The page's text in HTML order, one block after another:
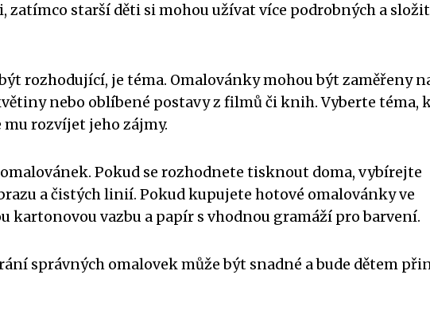
starší děti si mohou užívat více podrobných a
rozhodující, je téma. Omalovánky mohou být zaměřeny
nebo oblíbené postavy z filmů či knih. Vyberte téma,
mu rozvíjet jeho zájmy.
Pokud se rozhodnete tisknout doma, vybírejte
a čistých linií. Pokud kupujete hotové omalovánky ve
kartonovou vazbu a papír s vhodnou gramáží pro barvení.
správných omalovek může být snadné a bude dětem